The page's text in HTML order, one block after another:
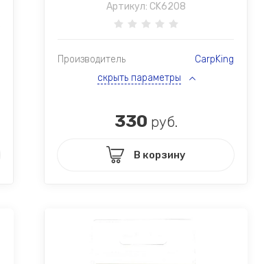
Артикул: CK6208
Производитель
CarpKing
скрыть параметры
330 руб.
В корзину